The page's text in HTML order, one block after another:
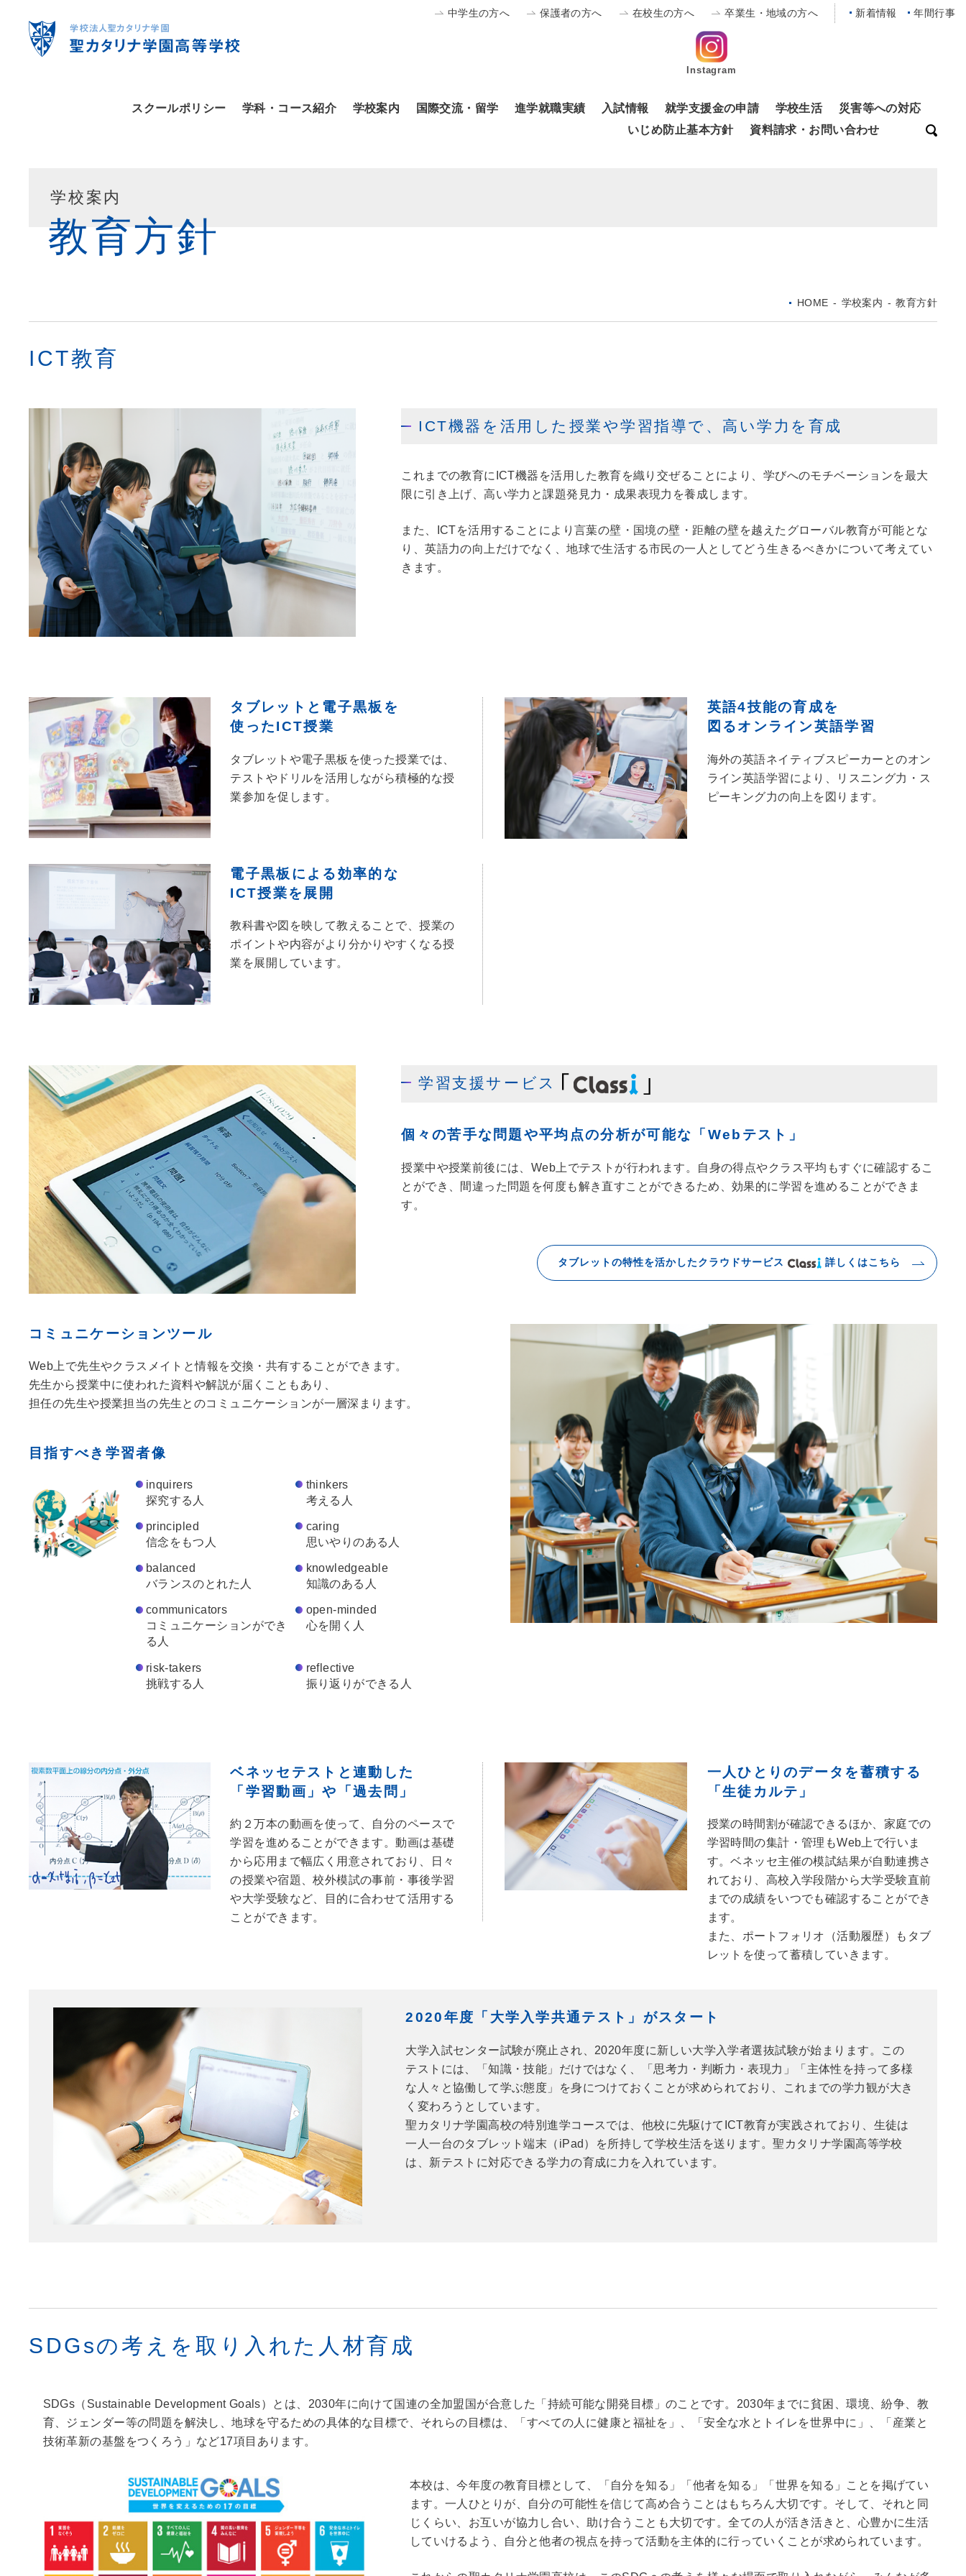
中学生の方へ 保護者の方へ 在校生の方へ 卒業生・地域の方へ 新着情報 年間行事
Instagram
スクールポリシー 学科・コース紹介 学校案内 国際交流・留学 進学就職実績 入試情報 就学支援金の申請 学校生活
災害等への対応
いじめ防止基本方針
資料請求・お問い合わせ
学校案内
教育方針
HOME - 学校案内 - 教育方針
ICT教育
ICT機器を活用した 授業や学習指導で、高い学力を育成
これまでの教育にICT機器を活用した教育を織り交ぜることにより、学びへのモチベーションを最大
限に引き上げ、高い学力と課題発見力・成果表現力を養成します。
また、ICTを活用することにより言葉の壁・国境の壁・距離の壁を越えたグローバル教育が可能とな
り、英語力の向上だけでなく、地球で生活する市民の一人としてどう生きるべきかについて考えてい
きます。
タブレットと電子黒板を
使ったICT授業
タブレットや電子黒板を使った授業では、
テストやドリルを活用しながら積極的な授
業参加を促します。
英語4技能の育成を
図るオンライン英語学習
海外の英語ネイティブスピーカーとのオン
ライン英語学習により、リスニング力・ス
ピーキング力の向上を図ります。
電子黒板による効率的な
ICT授業を展開
教科書や図を映して教えることで、授業の
ポイントや内容がより分かりやすくなる授
業を展開しています。
学習支援サービス
個々の苦手な問題や平均点の分析が可能な 「Webテスト」
授業中や授業前後には、Web上でテストが行われます。自身の得点やクラス平均もすぐに確認するこ
とができ、間違った問題を何度も解き直すことができるため、効果的に学習を進めることができま
す。
タブレットの特性を活かしたクラウドサービス 詳しくはこちら
コミュニケーションツール
Web上で先生やクラスメイトと情報を交換・共有することができます。
先生から授業中に使われた資料や解説が届くこともあり、
担任の先生や授業担当の先生とのコミュニケーションが一層深まります。
目指すべき学習者像
inquirers
探究する⼈
thinkers
考える⼈
principled
信念をもつ⼈
caring
思いやりのある⼈
balanced
バランスのとれた⼈
knowledgeable
知識のある⼈
communicators
コミュニケーションができ
る⼈
open-minded
⼼を開く⼈
risk-takers
挑戦する⼈
reflective
振り返りができる⼈
ベネッセテストと連動した
「学習動画」や 「過去問」
約２万本の動画を使って、自分のペースで
学習を進めることができます。動画は基礎
から応用まで幅広く用意されており、日々
の授業や宿題、校外模試の事前・事後学習
や大学受験など、目的に合わせて活用する
ことができます。
一人ひとりのデータを蓄積する
「生徒カルテ」
授業の時間割が確認できるほか、家庭での
学習時間の集計・管理もWeb上で⾏いま
す。ベネッセ主催の模試結果が⾃動連携さ
れており、⾼校⼊学段階から⼤学受験直前
までの成績をいつでも確認することができ
ます。
また、ポートフォリオ（活動履歴）もタブ
レットを使って蓄積していきます。
2020年度「大学入学共通テスト 」がスタート
大学入試センター試験が廃止され、2020年度に新しい大学入学者選抜試験が始まります。この
テストには、「知識・技能」だけではなく、「思考力・判断力・表現力」「主体性を持って多様
な人々と協働して学ぶ態度」を身につけておくことが求められており、これまでの学力観が大き
く変わろうとしています。
聖カタリナ学園高校の特別進学コースでは、他校に先駆けてICT教育が実践されており、生徒は
一人一台のタブレット端末（iPad）を所持して学校生活を送ります。聖カタリナ学園高等学校
は、新テストに対応できる学力の育成に力を入れています。
SDGsの考えを取り入れた 人材育成
SDGs（Sustainable Development Goals）とは、2030年に向けて国連の全加盟国が合意した「持続可能な開発目標」のことです。2030年までに貧困、環境、紛争、教
育、ジェンダー等の問題を解決し、地球を守るための具体的な目標で、それらの目標は、「すべての人に健康と福祉を」、「安全な水とトイレを世界中に」、「産業と
技術革新の基盤をつくろう」など17項目あります。
本校は、今年度の教育目標として、「自分を知る」「他者を知る」「世界を知る」ことを掲げてい
ます。一人ひとりが、自分の可能性を信じて高め合うことはもちろん大切です。そして、それと同
じくらい、お互いが協力し合い、助け合うことも大切です。全ての人が活き活きと、心豊かに生活
していけるよう、自分と他者の視点を持って活動を主体的に行っていくことが求められています。